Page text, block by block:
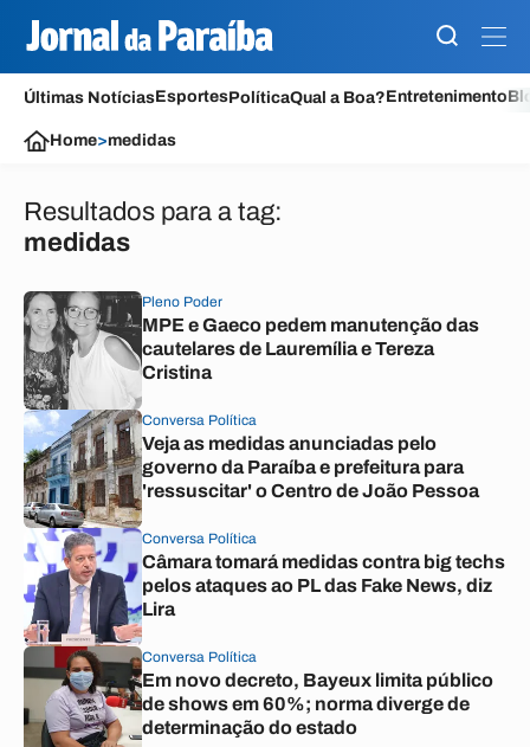
Últimas NotíciasEsportesPolíticaQual a Boa?Entretenimento
Home>medidas
Resultados para a tag:
medidas
Pleno Poder
MPE e Gaeco pedem manutenção das
cautelares de Lauremília e Tereza
Cristina
Conversa Política
Veja as medidas anunciadas pelo
governo da Paraíba e prefeitura para
'ressuscitar' o Centro de João Pessoa
Conversa Política
Câmara tomará medidas contra big techs
pelos ataques ao PL das Fake News, diz
Lira
Conversa Política
Em novo decreto, Bayeux limita público
de shows em 60%; norma diverge de
determinação do estado